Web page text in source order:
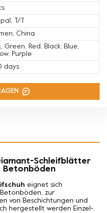
T/T
China
Green, Red, Black, Blue,
Purple
days
Schleifblätter
eignet sich
zur
von Beschichtungen und
hergestellt werden Einzel-,